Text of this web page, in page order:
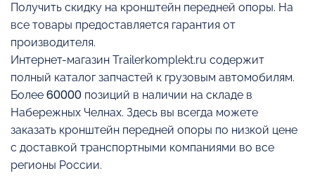
Получить скидку на кронштейн передней опоры. На
все товары предоставляется гарантия от
производителя.
Интернет-магазин Trailerkomplekt.ru содержит
полный каталог запчастей к грузовым автомобилям.
Более 60000 позиций в наличии на складе в
Набережных Челнах. Здесь вы всегда можете
заказать кронштейн передней опоры по низкой цене
с доставкой транспортными компаниями во все
регионы России.